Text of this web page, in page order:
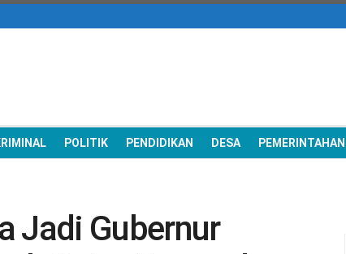
POLITIK PENDIDIKAN DESA PEMERINTAHAN
Jadi Gubernur